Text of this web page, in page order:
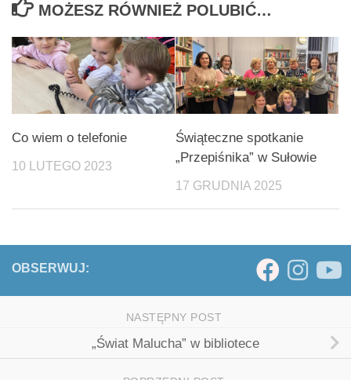
MOŻESZ RÓWNIEŻ POLUBIĆ…
Co wiem o telefonie
10 LUTEGO 2023
Świąteczne spotkanie
„Przepiśnika” w Sułowie
17 GRUDNIA 2025
OBSERWUJ:
NASTĘPNY POST
„Świat Malucha” w bibliotece